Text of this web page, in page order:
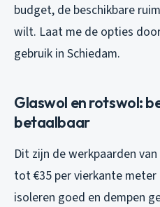
budget, de beschikbare
wilt. Laat me de opties
gebruik in Schiedam.
Glaswol en rotswol:
betaalbaar
Dit zijn de werkpaarden
tot €35 per vierkante
isoleren goed en dempen